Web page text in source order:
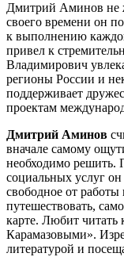
Дмитрий Аминов не
своего времени он
к выполнению
привел к
Владимирович
регионы России и
поддерживает
проектам
Дмитрий Аминов
вначале самому
необходимо решить.
социальных услуг он
свободное от
путешествовать,
карте. Любит читать
Карамазовыми».
литературой и